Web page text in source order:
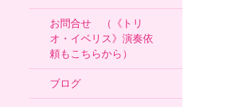
お問合せ （《トリ
オ・イベリス》演奏依
頼もこちらから）
ブログ